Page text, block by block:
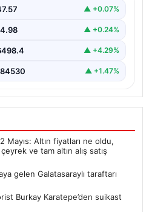
▲ +0.07%
▲ +0.24%
▲ +4.29%
▲ +1.47%
Mayıs: Altın fiyatları ne oldu,
ve tam altın alış satış
gelen Galatasaraylı taraftarı
Burkay Karatepe’den suikast